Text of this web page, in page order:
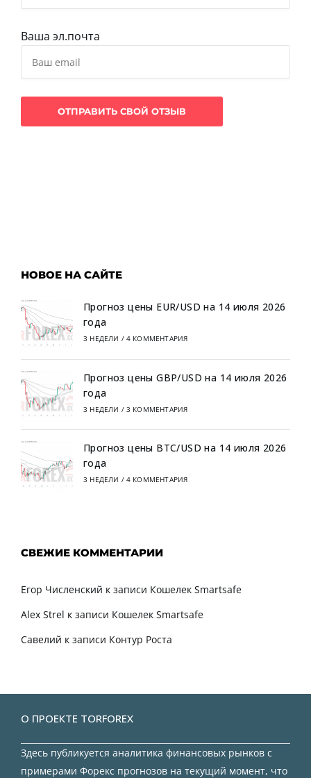
Ваша эл.почта
НОВОЕ НА САЙТЕ
Прогноз цены EUR/USD на 14 июля 2026
года
3 НЕДЕЛИ / 4 КОММЕНТАРИЯ
Прогноз цены GBP/USD на 14 июля 2026
года
3 НЕДЕЛИ / 3 КОММЕНТАРИЯ
Прогноз цены BTC/USD на 14 июля 2026
года
3 НЕДЕЛИ / 4 КОММЕНТАРИЯ
СВЕЖИЕ КОММЕНТАРИИ
Егор Численский к записи Кошелек Smartsafe
Alex Strel к записи Кошелек Smartsafe
Савелий к записи Контур Роста
О ПРОЕКТЕ TORFOREX
Здесь публикуется аналитика финансовых рынков с
примерами Форекс прогнозов на текущий момент, что